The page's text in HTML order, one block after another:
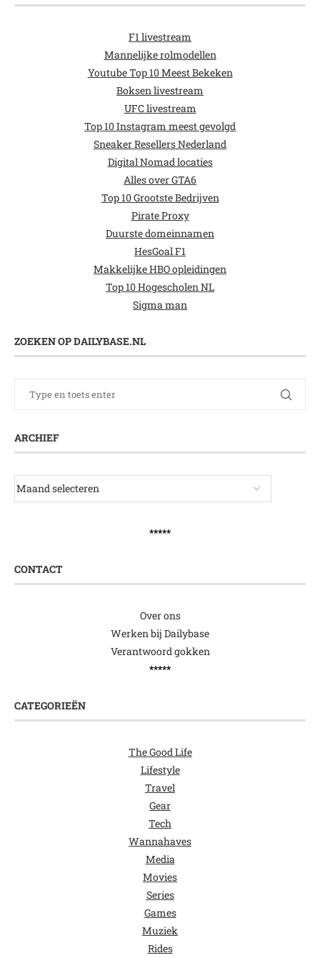
F1 livestream
Mannelijke rolmodellen
Youtube Top 10 Meest Bekeken
Boksen livestream
UFC livestream
Top 10 Instagram meest gevolgd
Sneaker Resellers Nederland
Digital Nomad locaties
Alles over GTA6
Top 10 Grootste Bedrijven
Pirate Proxy
Duurste domeinnamen
HesGoal F1
Makkelijke HBO opleidingen
Top 10 Hogescholen NL
Sigma man
ZOEKEN OP DAILYBASE.NL
ARCHIEF
*****
CONTACT
Over ons
Werken bij Dailybase
Verantwoord gokken
*****
CATEGORIEËN
The Good Life
Lifestyle
Travel
Gear
Tech
Wannahaves
Media
Movies
Series
Games
Muziek
Rides